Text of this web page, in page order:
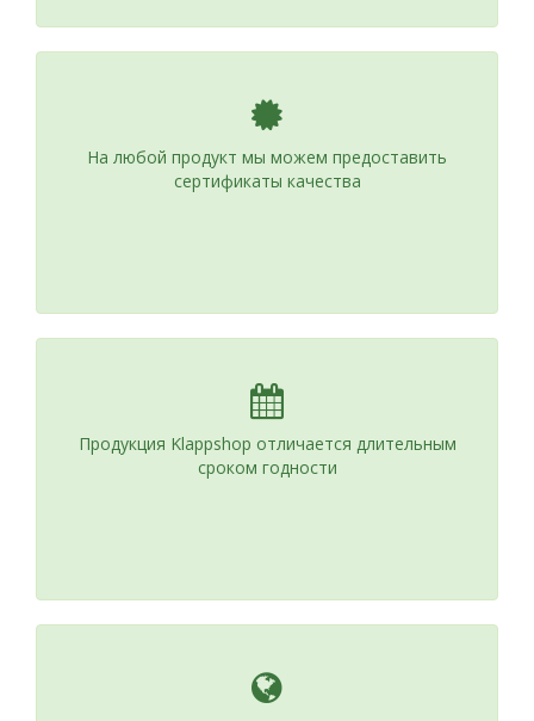
На любой продукт мы можем предоставить
сертификаты качества
Продукция Klappshop отличается длительным
сроком годности